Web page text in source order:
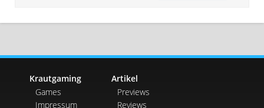
Krautgaming
Games
Impressum
Artikel
Previews
Reviews